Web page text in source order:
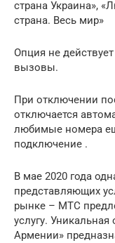
страна Украина»,
страна. Весь мир»
Опция не
вызовы.
При отключении
отключается
любимые номера
подключение .
В мае 2020 года
представляющих
рынке – МТС
услугу.
Армении»